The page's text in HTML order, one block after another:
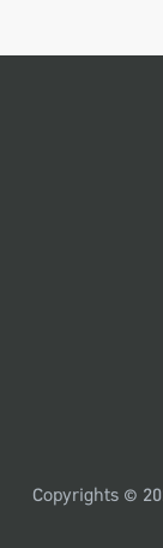
Footer
Copyrights ©